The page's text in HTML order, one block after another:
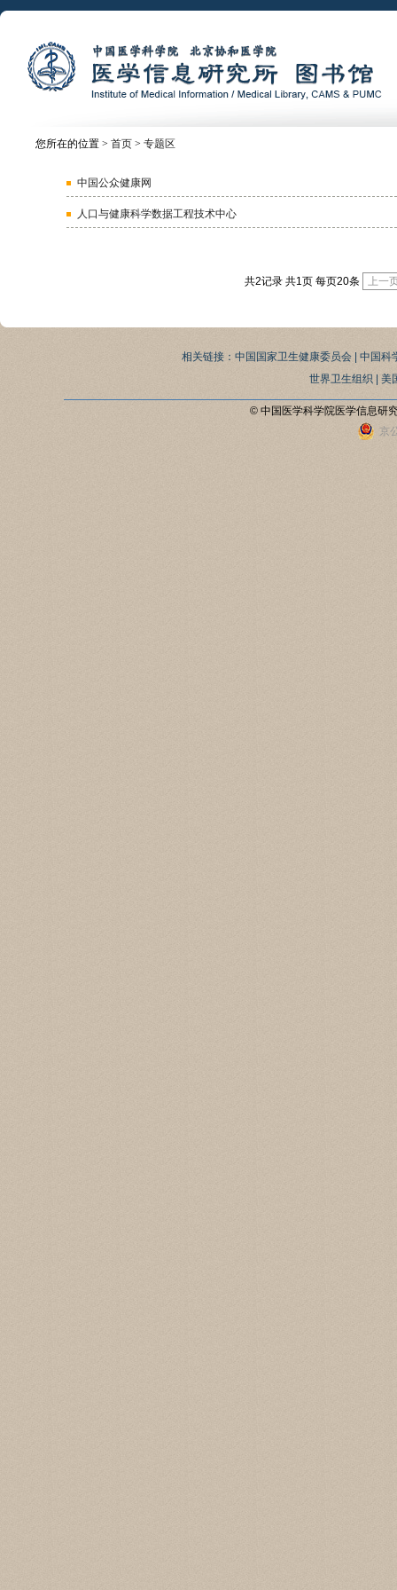
您所在的位置 > 首页 > 专题区
中国公众健康网
人口与健康科学数据工程技术中心
共2记录 共1页 每页20条 上一
相关链接： 中国国家卫生健康委员会| 中国科
世界卫生组织| 美
© 中国医学科学院医学信息研
京